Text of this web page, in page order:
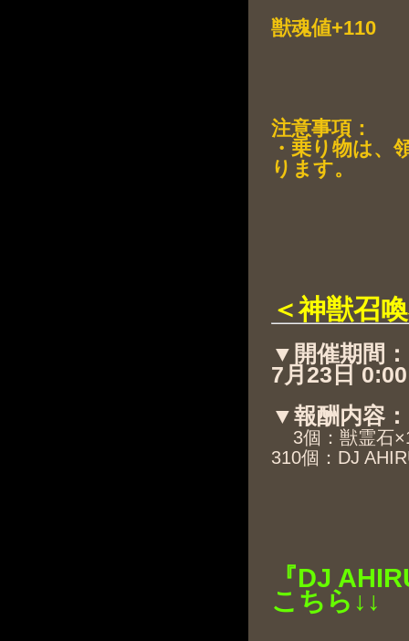
獣魂値+110
注意事項：
・乗り物は、
ります。
＜神獣召
▼開催期間：
7月23日
▼報酬内容：
3個：獣霊石
310個：DJ
『DJ
こちら↓↓